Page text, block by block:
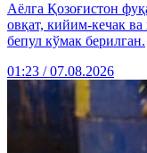
Аёлга Қозоғистон
овқат, кийим-кечак
бепул кўмак берилган.
01:23 / 07.08.2026